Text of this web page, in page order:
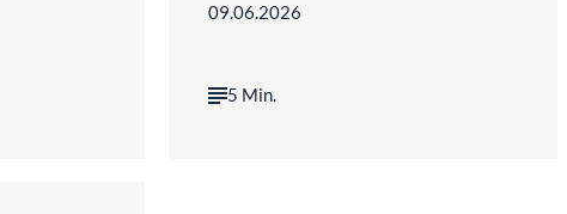
09.06.2026
5 Min.